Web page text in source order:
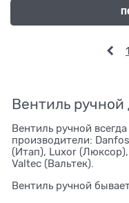
1
Вентиль ручной
Вентиль ручной
производители:
(Итап), Luxor
Valtec (Вальтек).
Вентиль ручной